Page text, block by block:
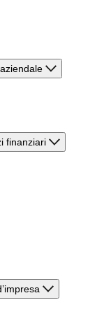
finanziari